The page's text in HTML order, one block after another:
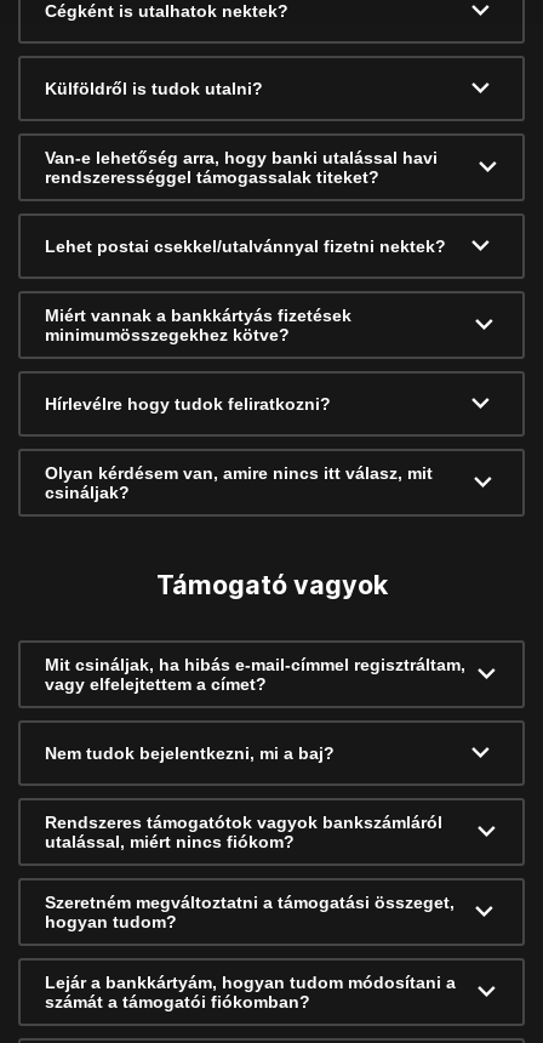
Cégként is utalhatok nektek?
Külföldről is tudok utalni?
Van-e lehetőség arra, hogy banki utalással havi
rendszerességgel támogassalak titeket?
Lehet postai csekkel/utalvánnyal fizetni nektek?
Miért vannak a bankkártyás fizetések
minimumösszegekhez kötve?
Hírlevélre hogy tudok feliratkozni?
Olyan kérdésem van, amire nincs itt válasz, mit
csináljak?
Támogató vagyok
Mit csináljak, ha hibás e-mail-címmel regisztráltam,
vagy elfelejtettem a címet?
Nem tudok bejelentkezni, mi a baj?
Rendszeres támogatótok vagyok bankszámláról
utalással, miért nincs fiókom?
Szeretném megváltoztatni a támogatási összeget,
hogyan tudom?
Lejár a bankkártyám, hogyan tudom módosítani a
számát a támogatói fiókomban?